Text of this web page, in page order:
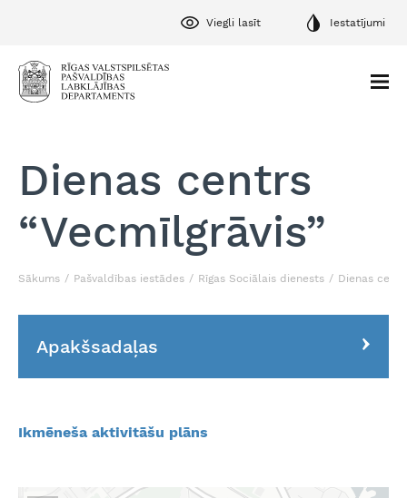
Viegli lasīt Iestatījumi
Dienas centrs
“Vecmīlgrāvis”
Sākums Pašvaldības iestādes Rīgas Sociālais dienests Dienas
Apakšsadaļas
Ikmēneša aktivitāšu plāns